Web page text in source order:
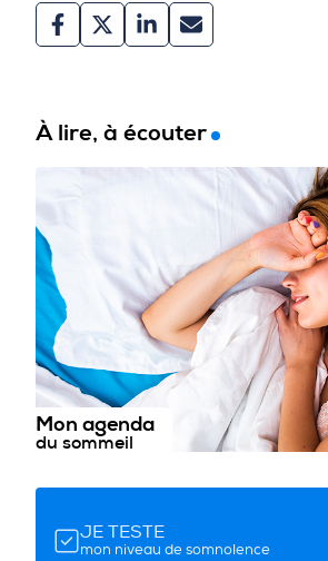
À lire, à écouter
Mon agenda
du sommeil
JE TESTE
mon niveau de somnolence